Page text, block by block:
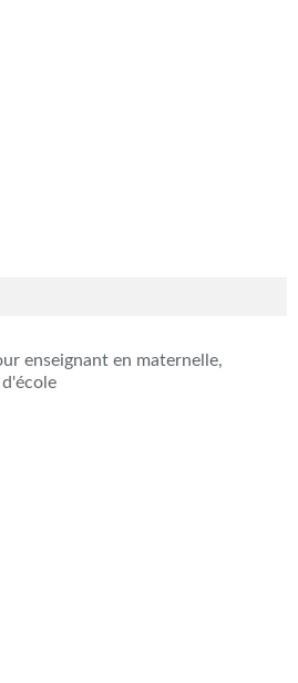
enseignant en maternelle,